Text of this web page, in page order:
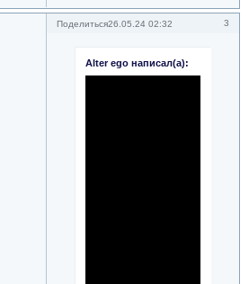
Поделиться 3
26.05.24 02:32
Alter ego написал(а):